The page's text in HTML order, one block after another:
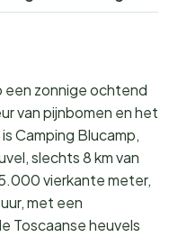
een zonnige ochtend
van pijnbomen en het
Camping Blucamp,
slechts 8 km van
vierkante meter,
met een
Toscaanse heuvels